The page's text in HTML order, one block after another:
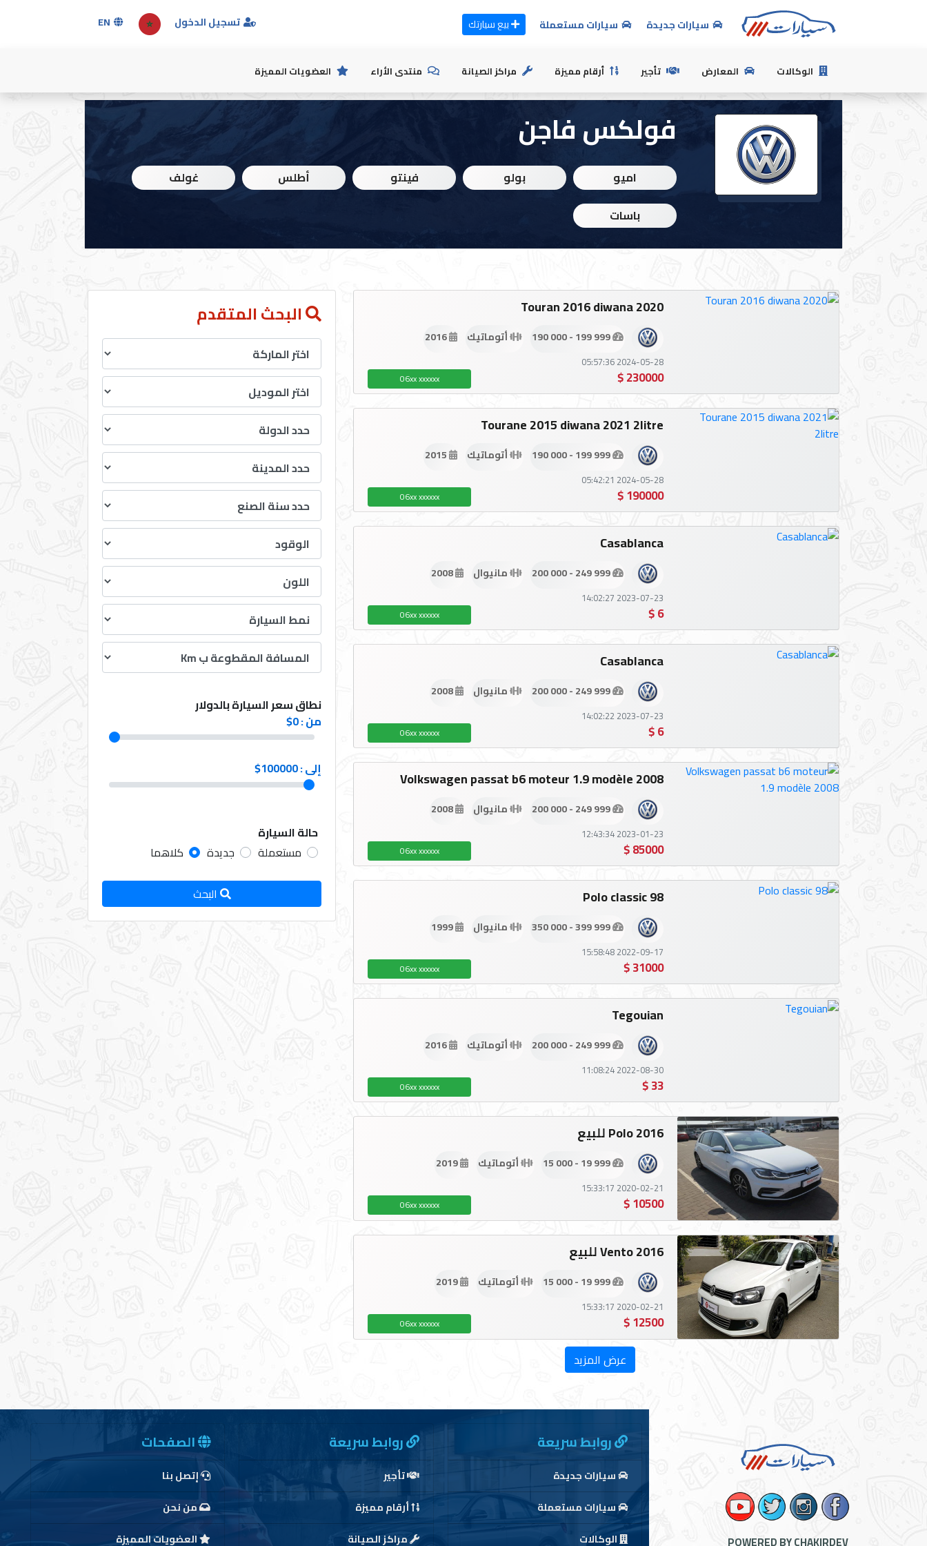
سيارات جديدة سيارات مستعملة بيع سيارتك تسجيل الدخول
الوكالات المعارض تأجير أرقام مميزة مراكز الصيانة منتدى الأراء العضويات المميزة
فولكس فاجن
اميو بولو فينتو أطلس
غولف
باسات
Touran 2016 diwana 2020
190 000 - 199 999 أتوماتيك 2016
2024-05-28 05:57:36
230000 $
06xx xxxxxx
Tourane 2015 diwana 2021 2litre
190 000 - 199 999 أتوماتيك
2024-05-28 05:42:21
190000 $
06xx xxxxxx
Casablanca
200 000 - 249 999 مانيوال 2008
2023-07-23 14:02:27
6 $
06xx xxxxxx
Casablanca
200 000 - 249 999 مانيوال 2008
2023-07-23 14:02:22
6 $
06xx xxxxxx
Volkswagen passat b6 moteur 1.9 modèle 2008
200 000 - 249 999 مانيوال 2008
2023-01-23 12:43:34
85000 $
06xx xxxxxx
Polo classic 98
350 000 - 399 999 مانيوال 1999
2022-09-17 15:58:48
31000 $
06xx xxxxxx
Tegouian
200 000 - 249 999 أتوماتيك 2016
2022-08-30 11:08:24
33 $
06xx xxxxxx
Polo 2016 للبيع
15 000 - 19 999 أتوماتيك 2019
2020-02-21 15:33:17
10500 $
06xx xxxxxx
Vento 2016 للبيع
15 000 - 19 999 أتوماتيك 2019
2020-02-21 15:33:17
12500 $
06xx xxxxxx
عرض المزيد
البحث المتقدم
نطاق سعر السيارة بالدولار
من :0
$
إلى :100000
$
حالة السيارة
مستعملة
جديدة
كلاهما
البحث
روابط سريعة
سيارات جديدة
سيارات مستعملة
الوكالات
روابط سريعة
تأجير
أرقام مميزة
مراكز الصيانة
الصفحات
إتصل بنا
من نحن
العضويات المميزة